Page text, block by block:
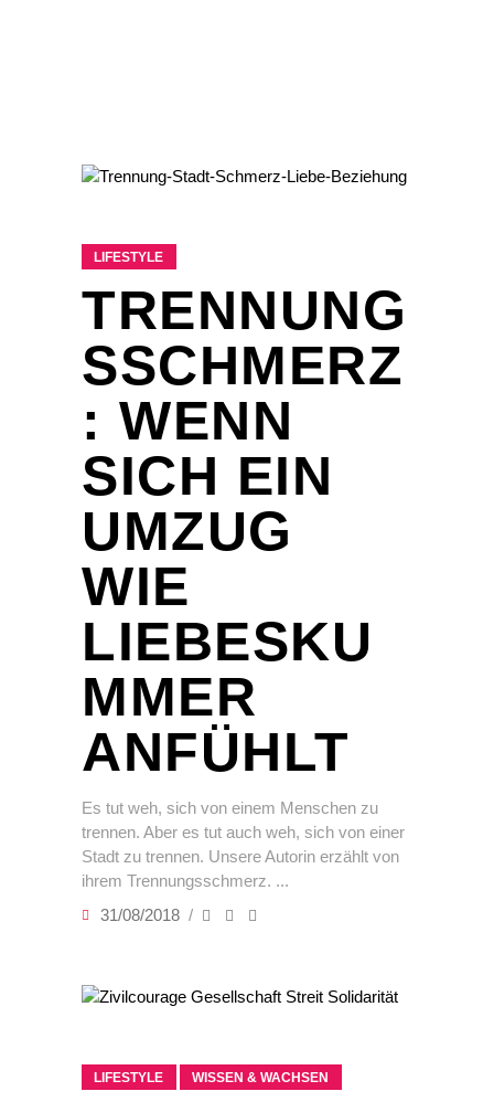
LIFESTYLE
TRENNUNG
SSCHMERZ
: WENN
SICH EIN
UMZUG
WIE
LIEBESKU
MMER
ANFÜHLT
Es tut weh, sich von einem Menschen zu
trennen. Aber es tut auch weh, sich von einer
Stadt zu trennen. Unsere Autorin erzählt von
ihrem Trennungsschmerz.
31/08/2018
LIFESTYLE WISSEN & WACHSEN